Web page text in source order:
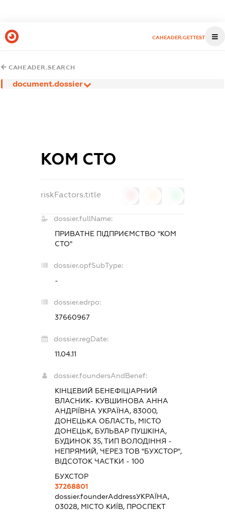
CAHEADER.GETTEST
CAHEADER.SEARCH
document.dossier
КОМ СТО
riskFactors.title
dossier.fullName:
ПРИВАТНЕ ПІДПРИЄМСТВО "КОМ
СТО"
dossier.opfSubType:
-
dossier.edrpo:
37660967
dossier.regDate:
11.04.11
dossier.foundersAndBenef:
КІНЦЕВИЙ БЕНЕФІЦІАРНИЙ
ВЛАСНИК- КУВШИНОВА АННА
АНДРІЇВНА УКРАЇНА, 83000,
ДОНЕЦЬКА ОБЛАСТЬ, МІСТО
ДОНЕЦЬК, БУЛЬВАР ПУШКІНА,
БУДИНОК 35, ТИП ВОЛОДІННЯ -
НЕПРЯМИЙ, ЧЕРЕЗ ТОВ "БУХСТОР",
ВІДСОТОК ЧАСТКИ - 100
БУХСТОР
37268801
dossier.founderAddressУКРАЇНА,
03028, МІСТО КИЇВ, ПРОСПЕКТ